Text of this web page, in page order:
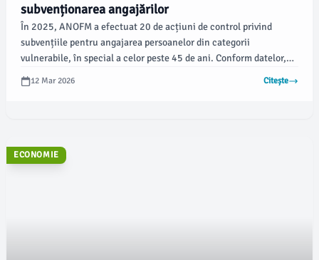
subvenționarea angajărilor
În 2025, ANOFM a efectuat 20 de acțiuni de control privind
subvențiile pentru angajarea persoanelor din categorii
vulnerabile, în special a celor peste 45 de ani. Conform datelor,
autoritățile au găsit suspiciuni serioase de nereguli,
concentrându-se în special pe județele Gorj și Galați, unde
12 Mar 2026 Citește
ECONOMIE